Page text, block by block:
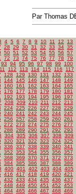
Par Thomas
4 5 6 7 8 9 10 11 12
13
28 29 30 31 32 33 34 35
50 51 52 53 54 55 56
57
72 73 74 75 76 77 78
79
93 94 95 96 97 98 99
100
112 113 114 115 116
117
128 129 130 131 132
133
144 145 146 147 148
149
160 161 162 163 164
165
176 177 178 179 180
181
192 193 194 195 196
197
208 209 210 211 212
213
224 225 226 227 228
229
240 241 242 243 244 245
256 257 258 259 260 261
272 273 274 275 276
277
288 289 290 291 292
293
304 305 306 307 308
309
320 321 322 323 324 325
336 337 338 339 340 341
352 353 354 355 356
357
368 369 370 371 372
373
384 385 386 387 388
389
400 401 402 403 404 405
416 417 418 419 420 421
432 433 434 435 436
437
448 449 450 451 452
453
464 465 466 467 468 469